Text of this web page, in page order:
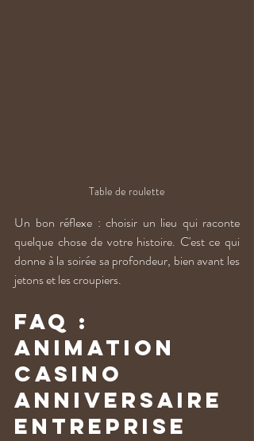
Table de roulette
Un bon réflexe : choisir un lieu qui raconte
quelque chose de votre histoire. C'est ce qui
donne à la soirée sa profondeur, bien avant les
jetons et les croupiers.
FAQ :
animation
casino
anniversaire
entreprise